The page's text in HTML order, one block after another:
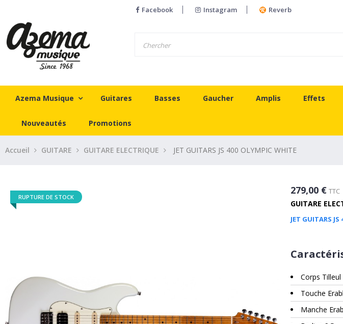
Facebook Instagram Reverb
Azema Musique Guitares Basses Gaucher Amplis Effets
Nouveautés Promotions
Accueil GUITARE GUITARE ELECTRIQUE JET GUITARS JS 400 OLYMPIC WHITE
RUPTURE DE STOCK
279,00 € TTC
GUITARE
JET GUITARS
Corps Tilleul
Touche
Manche